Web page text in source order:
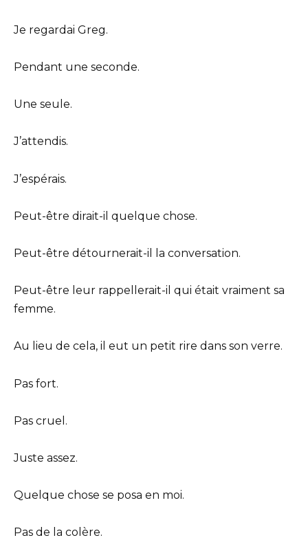
Je regardai Greg.
Pendant une seconde.
Une seule.
J’attendis.
J’espérais.
Peut-être dirait-il quelque chose.
Peut-être détournerait-il la conversation.
Peut-être leur rappellerait-il qui était vraiment sa
femme.
Au lieu de cela, il eut un petit rire dans son verre.
Pas fort.
Pas cruel.
Juste assez.
Quelque chose se posa en moi.
Pas de la colère.